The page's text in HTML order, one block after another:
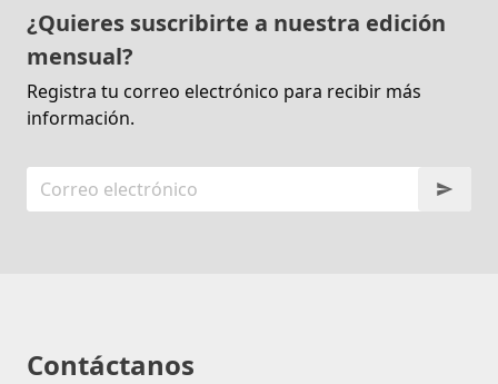
¿Quieres suscribirte a nuestra edición
mensual?
Registra tu correo electrónico para recibir más
información.
Contáctanos